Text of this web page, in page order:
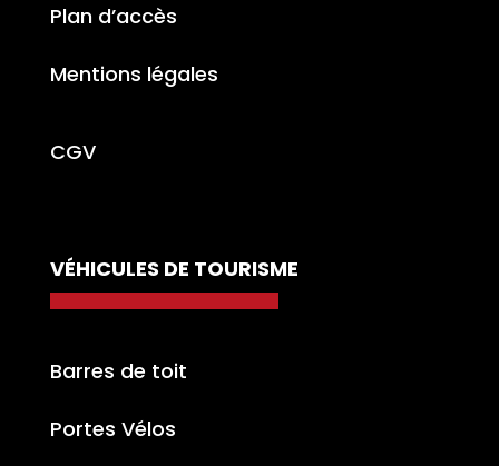
Plan d’accès
Mentions légales
CGV
VÉHICULES DE TOURISME
Barres de toit
Portes Vélos